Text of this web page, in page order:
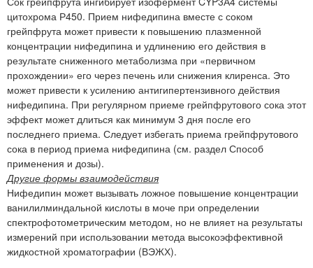
цитохрома Р450. Прием нифедипина вместе с соком
грейпфрута может привести к повышению плазменной
концентрации нифедипина и удлинению его действия в
результате сниженного метаболизма при «первичном
прохождении» его через печень или снижения клиренса. Это
может привести к усилению антигипертензивного действия
нифедипина. При регулярном приеме грейпфрутового сока этот
эффект может длиться как минимум 3 дня после его
последнего приема. Следует избегать приема грейпфрутового
сока в период приема нифедипина (см. раздел Способ
применения и дозы).
Другие формы взаимодействия
Нифедипин может вызывать ложное повышение концентрации
ванилилминдальной кислоты в моче при определении
спектрофотометрическим методом, но не влияет на результаты
измерений при использовании метода высокоэффективной
жидкостной хроматографии (ВЭЖХ).